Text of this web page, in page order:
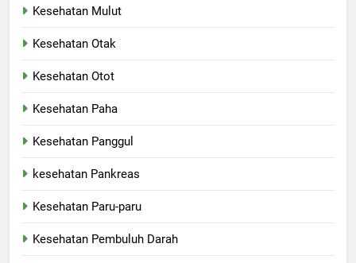
Kesehatan Mulut
Kesehatan Otak
Kesehatan Otot
Kesehatan Paha
Kesehatan Panggul
kesehatan Pankreas
Kesehatan Paru-paru
Kesehatan Pembuluh Darah